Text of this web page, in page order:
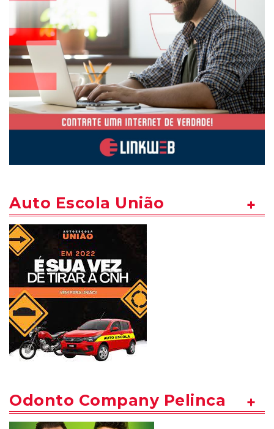
Auto Escola União
Odonto Company Pelinca